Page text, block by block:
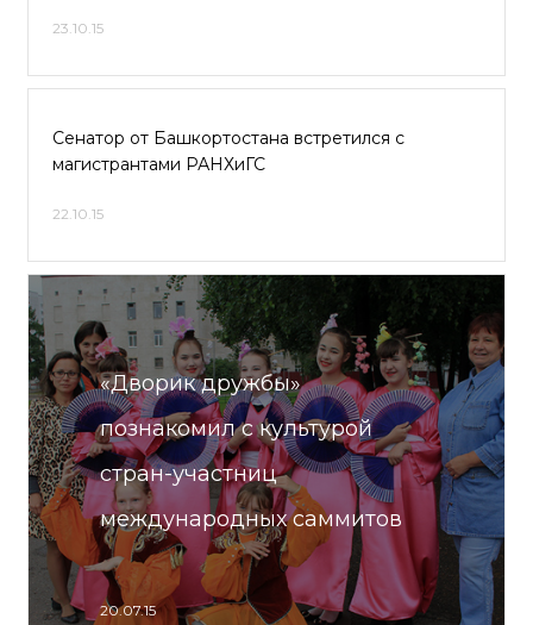
23.10.15
Сенатор от Башкортостана встретился с
магистрантами РАНХиГС
22.10.15
«Дворик дружбы»
познакомил с культурой
стран-участниц
международных саммитов
20.07.15